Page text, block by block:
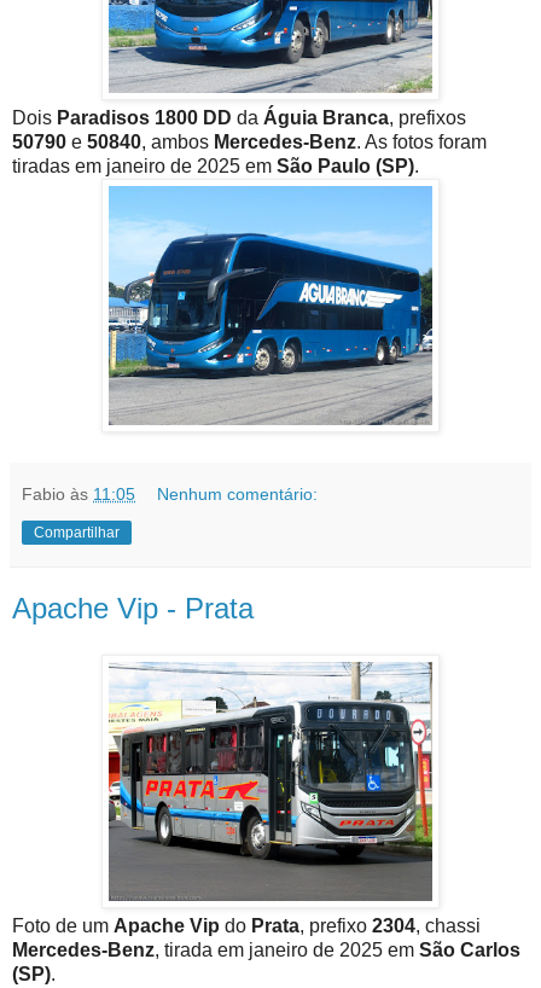
Dois Paradisos 1800 DD da Águia Branca, prefixos
50790 e 50840, ambos Mercedes-Benz. As fotos foram
tiradas em janeiro de 2025 em São Paulo (SP).
Fabio às 11:05 Nenhum comentário:
Compartilhar
Apache Vip - Prata
Foto de um Apache Vip do Prata, prefixo 2304, chassi
Mercedes-Benz, tirada em janeiro de 2025 em São Carlos
(SP).